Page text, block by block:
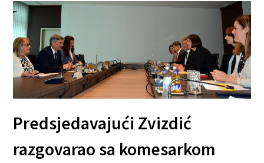
Predsjedavajući Zvizdić
razgovarao sa komesarkom